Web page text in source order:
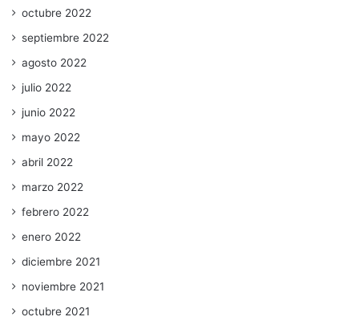
octubre 2022
septiembre 2022
agosto 2022
julio 2022
junio 2022
mayo 2022
abril 2022
marzo 2022
febrero 2022
enero 2022
diciembre 2021
noviembre 2021
octubre 2021